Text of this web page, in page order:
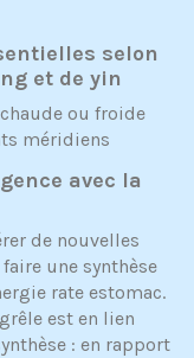
selon
et de yin
ou froide
méridiens
avec la
de nouvelles
une synthèse
rate estomac.
est en lien
: en rapport